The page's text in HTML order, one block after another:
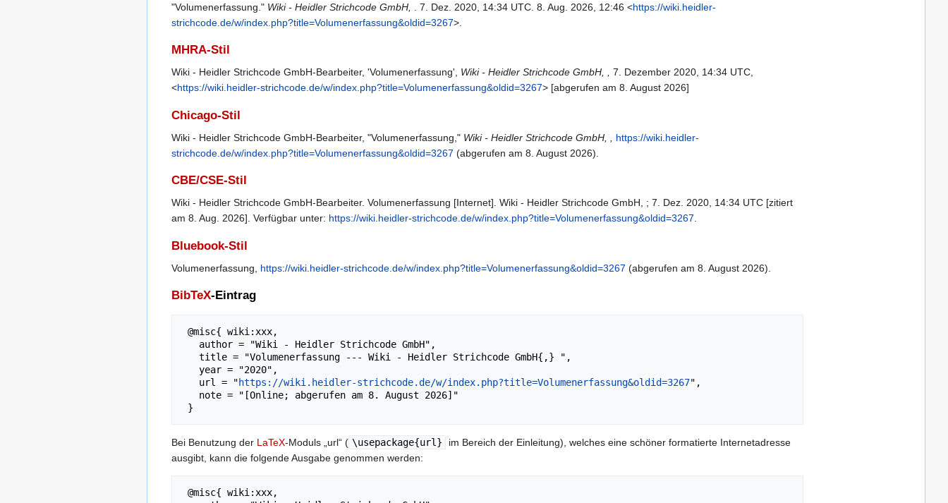
"Volumenerfassung." Wiki - Heidler Strichcode GmbH, . 7. Dez. 2020, 14:34 UTC. 8. Aug. 2026, 12:46 <https://wiki.heidler-
strichcode.de/w/index.php?title=Volumenerfassung&oldid=3267>.
MHRA-Stil
Wiki - Heidler Strichcode GmbH-Bearbeiter, 'Volumenerfassung', Wiki - Heidler Strichcode GmbH, , 7. Dezember 2020, 14:34 UTC,
<https://wiki.heidler-strichcode.de/w/index.php?title=Volumenerfassung&oldid=3267> [abgerufen am 8. August 2026]
Chicago-Stil
Wiki - Heidler Strichcode GmbH-Bearbeiter, "Volumenerfassung," Wiki - Heidler Strichcode GmbH, ,
https://wiki.heidler-
strichcode.de/w/index.php?title=Volumenerfassung&oldid=3267 (abgerufen am 8. August 2026).
CBE/CSE-Stil
Wiki - Heidler Strichcode GmbH-Bearbeiter. Volumenerfassung [Internet]. Wiki - Heidler Strichcode GmbH, ; 7. Dez. 2020, 14:34 UTC [zitiert
am 8. Aug. 2026]. Verfügbar unter: https://wiki.heidler-strichcode.de/w/index.php?title=Volumenerfassung&oldid=3267
Bluebook-Stil
Volumenerfassung, https://wiki.heidler-strichcode.de/w/index.php?title=Volumenerfassung&oldid=3267 (abgerufen am 8. August 2026).
BibTeX-Eintrag
   url = "
https://wiki.heidler-strichcode.de/w/index.php?title=Volumenerfassung&oldid=3267",
Bei Benutzung der LaTeX-Moduls „url“ ( \usepackage{url}
im Bereich der Einleitung), welches eine schöner formatierte Internetadresse
ausgibt, kann die folgende Ausgabe genommen werden: